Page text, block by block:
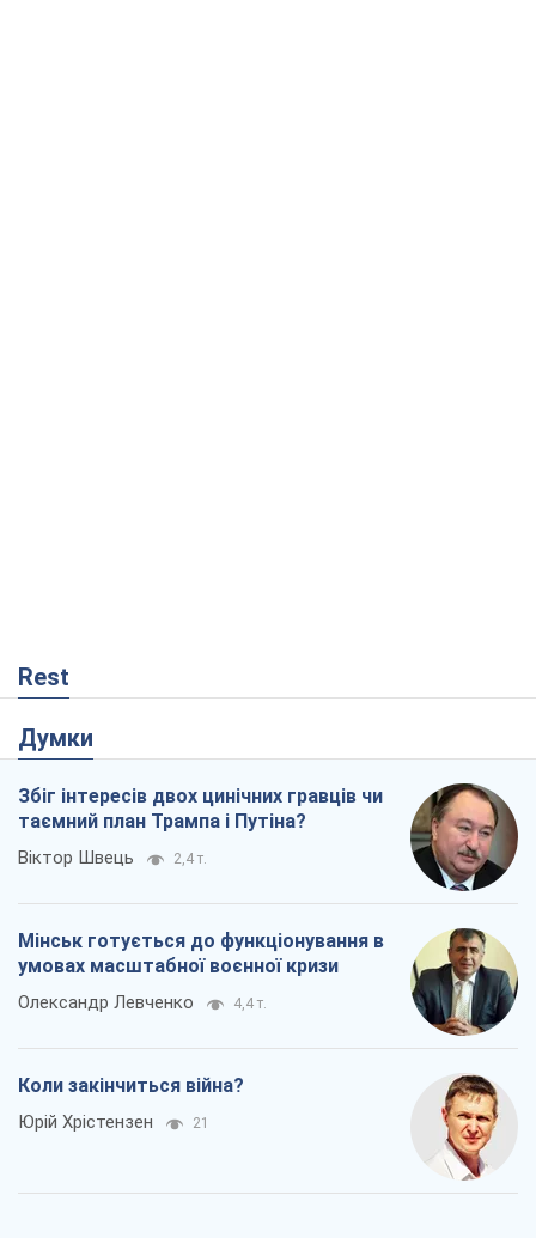
Rest
Думки
Збіг інтересів двох цинічних гравців чи
таємний план Трампа і Путіна?
Віктор Швець 2,4 т.
Мінськ готується до функціонування в
умовах масштабної воєнної кризи
Олександр Левченко 4,4 т.
Коли закінчиться війна?
Юрій Хрістензен 21